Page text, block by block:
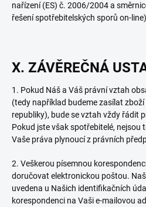
nařízení (ES) č. 2006/2004 a
řešení spotřebitelských sporů on-
X. ZÁVĚREČNÁ
1. Pokud Náš a Váš právní vztah
(tedy například budeme zasílat zboží
republiky), bude se vztah vždy řádit
Pokud jste však spotřebitelé, nejsou
Vaše práva plynoucí z právních
2. Veškerou písemnou
doručovat elektronickou poštou.
uvedena u Našich identifikačních
korespondenci na Vaši e-mailovou